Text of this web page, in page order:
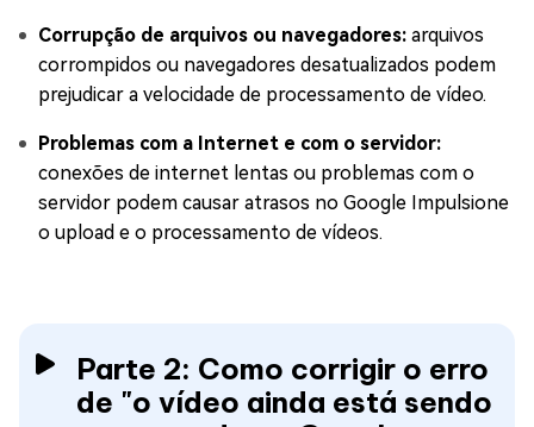
Corrupção de arquivos ou navegadores: arquivos
corrompidos ou navegadores desatualizados podem
prejudicar a velocidade de processamento de vídeo.
Problemas com a Internet e com o servidor:
conexões de internet lentas ou problemas com o
servidor podem causar atrasos no Google Impulsione
o upload e o processamento de vídeos.
Parte 2: Como corrigir o erro
de "o vídeo ainda está sendo